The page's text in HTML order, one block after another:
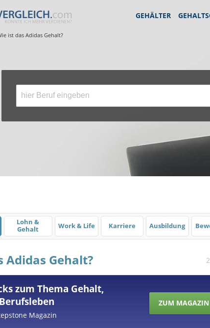
GEHÄLTER
ist das Adidas Gehalt?
Lohn &
Gehalt
Work & Life Karriere Ausbildung
Adidas Gehalt?
zum Thema Gehalt,
Magazin
ZUM MAGAZIN